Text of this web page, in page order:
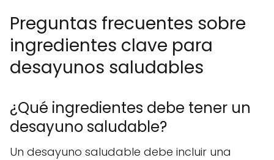
Preguntas frecuentes sobre
ingredientes clave para
desayunos saludables
¿Qué ingredientes debe tener un
desayuno saludable?
Un desayuno saludable debe incluir una